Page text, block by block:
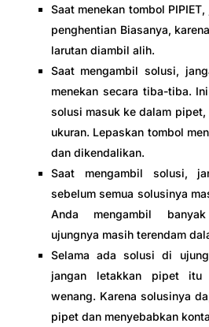
Saat menekan tombol
penghentian Biasanya,
larutan diambil alih.
Saat mengambil solusi,
menekan secara tiba-tiba.
solusi masuk ke dalam
ukuran. Lepaskan tombol
dan dikendalikan.
Saat mengambil solusi,
sebelum semua solusinya
Anda mengambil
ujungnya masih terendam
Selama ada solusi di
jangan letakkan pipet itu
wenang. Karena solusinya
pipet dan menyebabkan